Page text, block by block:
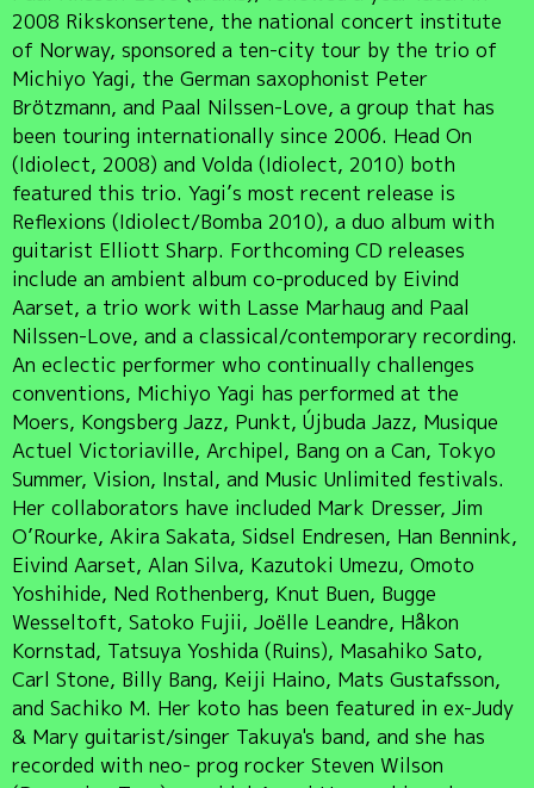
2008 Rikskonsertene, the national concert institute
of Norway, sponsored a ten-city tour by the trio of
Michiyo Yagi, the German saxophonist Peter
Brötzmann, and Paal Nilssen-Love, a group that has
been touring internationally since 2006. Head On
(Idiolect, 2008) and Volda (Idiolect, 2010) both
featured this trio. Yagi’s most recent release is
Reflexions (Idiolect/Bomba 2010), a duo album with
guitarist Elliott Sharp. Forthcoming CD releases
include an ambient album co-produced by Eivind
Aarset, a trio work with Lasse Marhaug and Paal
Nilssen-Love, and a classical/contemporary recording.
An eclectic performer who continually challenges
conventions, Michiyo Yagi has performed at the
Moers, Kongsberg Jazz, Punkt, Újbuda Jazz, Musique
Actuel Victoriaville, Archipel, Bang on a Can, Tokyo
Summer, Vision, Instal, and Music Unlimited festivals.
Her collaborators have included Mark Dresser, Jim
O’Rourke, Akira Sakata, Sidsel Endresen, Han Bennink,
Eivind Aarset, Alan Silva, Kazutoki Umezu, Omoto
Yoshihide, Ned Rothenberg, Knut Buen, Bugge
Wesseltoft, Satoko Fujii, Joëlle Leandre, Håkon
Kornstad, Tatsuya Yoshida (Ruins), Masahiko Sato,
Carl Stone, Billy Bang, Keiji Haino, Mats Gustafsson,
and Sachiko M. Her koto has been featured in ex-Judy
& Mary guitarist/singer Takuya's band, and she has
recorded with neo- prog rocker Steven Wilson